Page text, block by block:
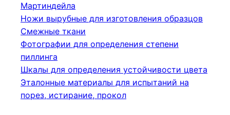
Мартиндейла
Ножи вырубные для изготовления образцов
Смежные ткани
Фотографии для определения степени
пиллинга
Шкалы для определения устойчивости цвета
Эталонные материалы для испытаний на
порез, истирание, прокол